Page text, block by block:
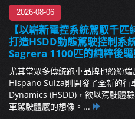
2026-08-06
【以嶄新電控系統駕馭千
打造HSDD動態駕駛控制系
Sagrera 1100匹的純粹後驅
尤其當眾多傳統跑車品牌也紛紛
Hispano Suiza則開發了全新的
Dynamics (HSDD)，欲以駕駛體
車駕駛體感的想像。...